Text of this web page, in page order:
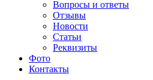
Вопросы и ответы
Отзывы
Новости
Статьи
Реквизиты
Фото
Контакты